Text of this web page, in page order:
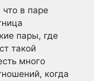
в паре
пары, где
такой
много
когда